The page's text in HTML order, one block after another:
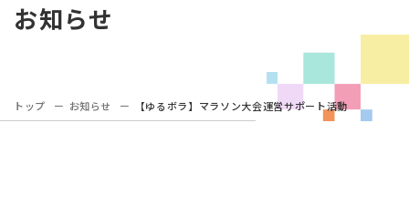
お知らせ
トップ お知らせ 【ゆるボラ】マラソン大会運営サポート活動